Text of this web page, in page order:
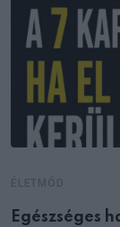
Egészséges